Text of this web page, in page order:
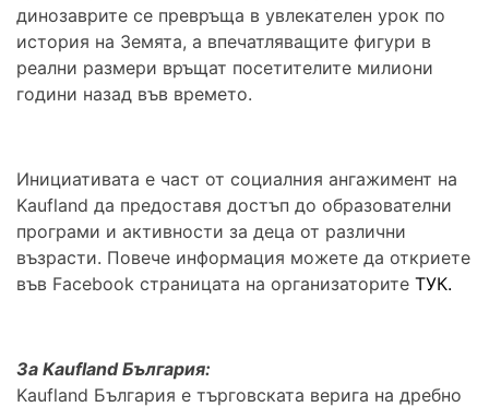
динозаврите се превръща в увлекателен урок по
история на Земята, а впечатляващите фигури в
реални размери връщат посетителите милиони
години назад във времето.
Инициативата е част от социалния ангажимент на
Kaufland да предоставя достъп до образователни
програми и активности за деца от различни
възрасти. Повече информация можете да откриете
във Facebook страницата на организаторите ТУК.
За Kaufland България:
Kaufland България е търговската верига на дребно